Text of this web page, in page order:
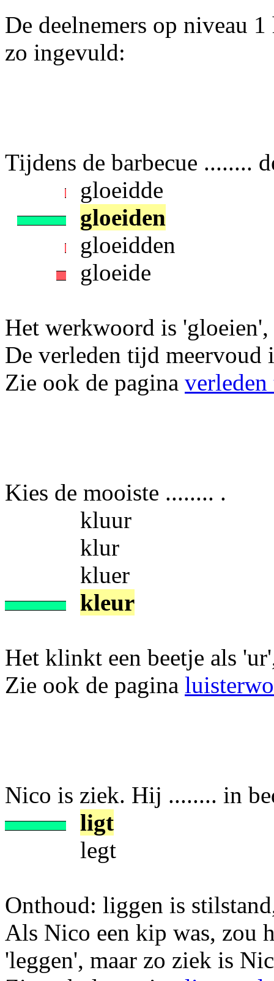
De deelnemers op niveau
zo ingevuld:
Tijdens de barbecue ........
gloeidde
gloeiden
gloeidden
gloeide
Het werkwoord is
De verleden tijd meervoud
Zie ook de pagina
Kies de mooiste ........ .
kluur
klur
kluer
kleur
Het klinkt een beetje als
Zie ook de pagina
Nico is ziek. Hij ........ in
ligt
legt
Onthoud: liggen is
Als Nico een kip was, zou
'leggen', maar zo ziek is